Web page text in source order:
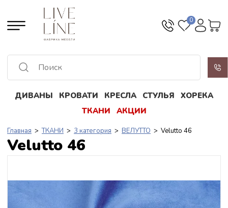
ДИВАНЫ КРОВАТИ КРЕСЛА СТУЛЬЯ
ХОРЕКА
ТКАНИ
АКЦИИ
0
Главная >ТКАНИ > 3 категория > ВЕЛУТТО > Velutto 46
Velutto 46